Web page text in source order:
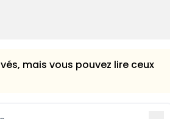
mais vous pouvez lire ceux